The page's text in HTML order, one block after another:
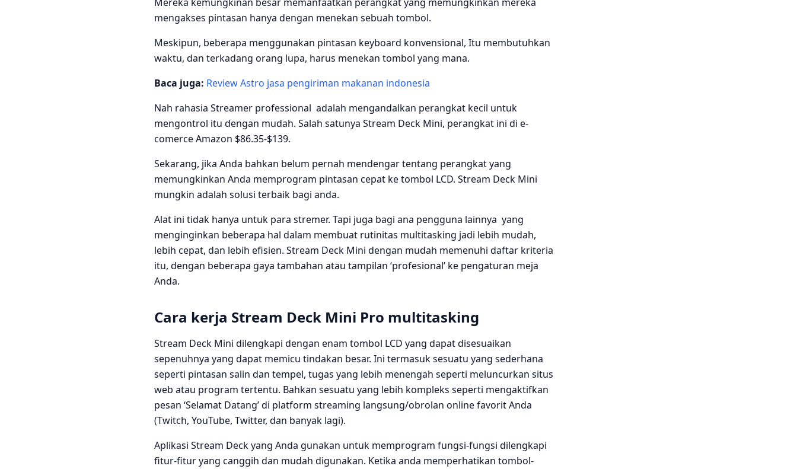
mengakses pintasan hanya dengan menekan sebuah tombol.
Meskipun, beberapa menggunakan pintasan keyboard konvensional, Itu membutuhkan
waktu, dan terkadang orang lupa, harus menekan tombol yang mana.
Baca juga: Review Astro jasa pengiriman makanan indonesia
Nah rahasia Streamer professional adalah mengandalkan perangkat kecil untuk
mengontrol itu dengan mudah. Salah satunya Stream Deck Mini, perangkat ini di e-
comerce Amazon $86.35-$139.
Sekarang, jika Anda bahkan belum pernah mendengar tentang perangkat yang
memungkinkan Anda memprogram pintasan cepat ke tombol LCD. Stream Deck Mini
mungkin adalah solusi terbaik bagi anda.
Alat ini tidak hanya untuk para stremer. Tapi juga bagi ana pengguna lainnya yang
menginginkan beberapa hal dalam membuat rutinitas multitasking jadi lebih mudah,
lebih cepat, dan lebih efisien. Stream Deck Mini dengan mudah memenuhi daftar kriteria
itu, dengan beberapa gaya tambahan atau tampilan ‘profesional’ ke pengaturan meja
Anda.
Cara kerja Stream Deck Mini Pro multitasking
Stream Deck Mini dilengkapi dengan enam tombol LCD yang dapat disesuaikan
sepenuhnya yang dapat memicu tindakan besar. Ini termasuk sesuatu yang sederhana
seperti pintasan salin dan tempel, tugas yang lebih menengah seperti meluncurkan situs
web atau program tertentu. Bahkan sesuatu yang lebih kompleks seperti mengaktifkan
pesan ‘Selamat Datang’ di platform streaming langsung/obrolan online favorit Anda
(Twitch, YouTube, Twitter, dan banyak lagi).
Aplikasi Stream Deck yang Anda gunakan untuk memprogram fungsi-fungsi dilengkapi
fitur-fitur yang canggih dan mudah digunakan. Ketika anda memperhatikan tombol-